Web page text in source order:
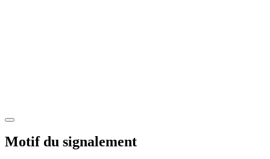
Motif du signalement